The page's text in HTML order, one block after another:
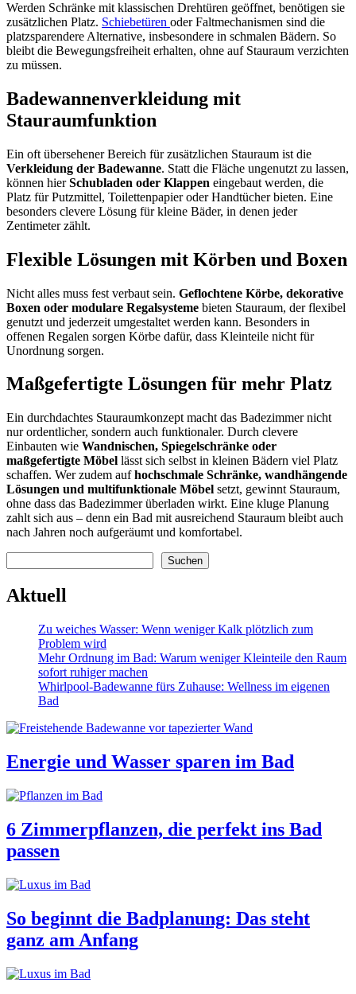
Werden Schränke mit klassischen Drehtüren geöffnet, benötigen sie
zusätzlichen Platz. Schiebetüren oder Faltmechanismen sind die
platzsparendere Alternative, insbesondere in schmalen Bädern. So
bleibt die Bewegungsfreiheit erhalten, ohne auf Stauraum verzichten
zu müssen.
Badewannenverkleidung mit
Stauraumfunktion
Ein oft übersehener Bereich für zusätzlichen Stauraum ist die
Verkleidung der Badewanne. Statt die Fläche ungenutzt zu lassen,
können hierSchubladen oder Klappen eingebaut werden, die
Platz für Putzmittel, Toilettenpapier oder Handtücher bieten. Eine
besonders clevere Lösung für kleine Bäder, in denen jeder
Zentimeter zählt.
Flexible Lösungen mit Körben und Boxen
Nicht alles muss fest verbaut sein. Geflochtene Körbe, dekorative
Boxen oder modulare Regalsysteme bieten Stauraum, der flexibel
genutzt und jederzeit umgestaltet werden kann. Besonders in
offenen Regalen sorgen Körbe dafür, dass Kleinteile nicht für
Unordnung sorgen.
Maßgefertigte Lösungen für mehr Platz
Ein durchdachtes Stauraumkonzept macht das Badezimmer nicht
nur ordentlicher, sondern auch funktionaler. Durch clevere
Einbauten wie Wandnischen, Spiegelschränke oder
maßgefertigte Möbel lässt sich selbst in kleinen Bädern viel Platz
schaffen. Wer zudem aufhochschmale Schränke, wandhängende
Lösungen und multifunktionale Möbel setzt, gewinnt Stauraum,
ohne dass das Badezimmer überladen wirkt. Eine kluge Planung
zahlt sich aus – denn ein Bad mit ausreichend Stauraum bleibt auch
nach Jahren noch aufgeräumt und komfortabel.
Suchen
Aktuell
Zu weiches Wasser: Wenn weniger Kalk plötzlich zum
Problem wird
Mehr Ordnung im Bad: Warum weniger Kleinteile den Raum
sofort ruhiger machen
Whirlpool-Badewanne fürs Zuhause: Wellness im eigenen
Bad
Energie und Wasser sparen im Bad
6 Zimmerpflanzen, die perfekt ins Bad
passen
So beginnt die Badplanung: Das steht
ganz am Anfang